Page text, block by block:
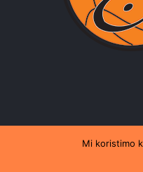
Mi koristimo